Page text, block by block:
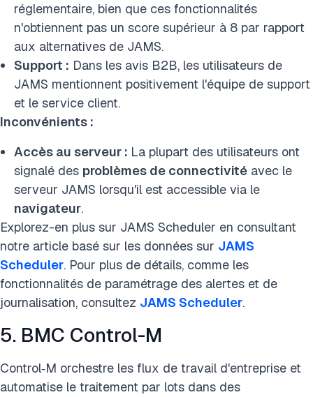
réglementaire, bien que ces fonctionnalités
n'obtiennent pas un score supérieur à 8 par rapport
aux alternatives de JAMS.
Support : Dans les avis B2B, les utilisateurs de
JAMS mentionnent positivement l'équipe de support
et le service client.
Inconvénients :
Accès au serveur : La plupart des utilisateurs ont
signalé des problèmes de connectivité avec le
serveur JAMS lorsqu'il est accessible via le
navigateur.
Explorez-en plus sur JAMS Scheduler en consultant
notre article basé sur les données sur JAMS
Scheduler. Pour plus de détails, comme les
fonctionnalités de paramétrage des alertes et de
journalisation, consultez JAMS Scheduler.
5. BMC Control-M
Control‑M orchestre les flux de travail d'entreprise et
automatise le traitement par lots dans des